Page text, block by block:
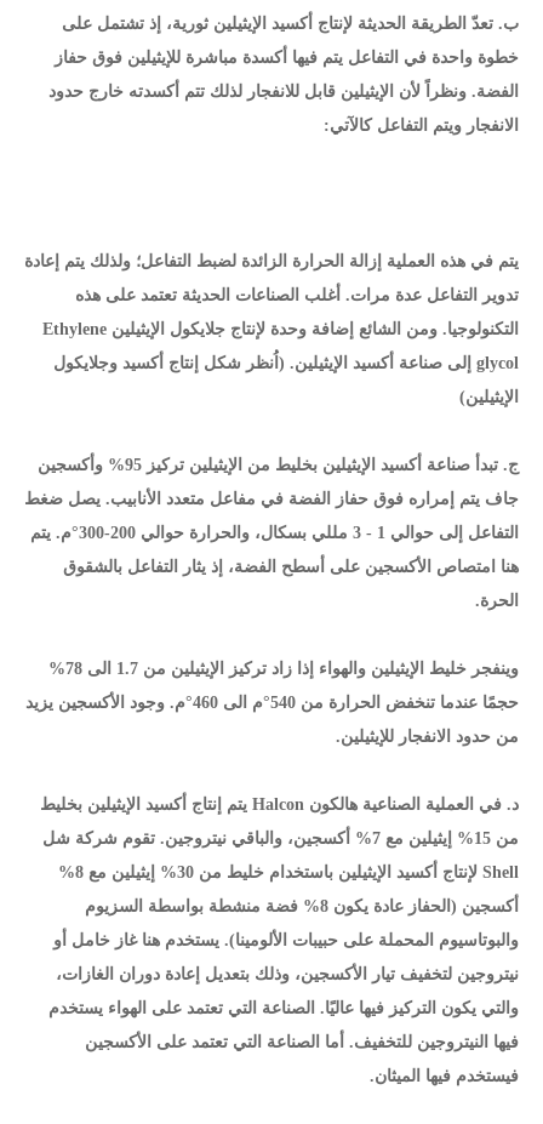
ب. تعدّ الطريقة الحديثة لإنتاج أكسيد الإيثيلين ثورية، إذ تشتمل على
خطوة واحدة في التفاعل يتم فيها أكسدة مباشرة للإيثيلين فوق حفاز
الفضة. ونظراً لأن الإيثيلين قابل للانفجار لذلك تتم أكسدته خارج حدود
الانفجار ويتم التفاعل كالآتي:
يتم في هذه العملية إزالة الحرارة الزائدة لضبط التفاعل؛ ولذلك يتم إعادة
تدوير التفاعل عدة مرات. أغلب الصناعات الحديثة تعتمد على هذه
التكنولوجيا. ومن الشائع إضافة وحدة لإنتاج جلايكول الإيثيلين Ethylene
glycol إلى صناعة أكسيد الإيثيلين. (اُنظر شكل إنتاج أكسيد وجلايكول
الإيثيلين)
ج. تبدأ صناعة أكسيد الإيثيلين بخليط من الإيثيلين تركيز 95% وأكسجين
جاف يتم إمراره فوق حفاز الفضة في مفاعل متعدد الأنابيب. يصل ضغط
التفاعل إلى حوالي 1 - 3 مللي بسكال، والحرارة حوالي 200-300°م. يتم
هنا امتصاص الأكسجين على أسطح الفضة، إذ يثار التفاعل بالشقوق
الحرة.
وينفجر خليط الإيثيلين والهواء إذا زاد تركيز الإيثيلين من 1.7 الى 78%
حجمًا عندما تنخفض الحرارة من 540°م الى 460°م. وجود الأكسجين يزيد
من حدود الانفجار للإيثيلين.
د. في العملية الصناعية هالكون Halcon يتم إنتاج أكسيد الإيثيلين بخليط
من 15% إيثيلين مع 7% أكسجين، والباقي نيتروجين. تقوم شركة شل
Shell لإنتاج أكسيد الإيثيلين باستخدام خليط من 30% إيثيلين مع 8%
أكسجين (الحفاز عادة يكون 8% فضة منشطة بواسطة السزيوم
والبوتاسيوم المحملة على حبيبات الألومينا). يستخدم هنا غاز خامل أو
نيتروجين لتخفيف تيار الأكسجين، وذلك بتعديل إعادة دوران الغازات،
والتي يكون التركيز فيها عاليًا. الصناعة التي تعتمد على الهواء يستخدم
فيها النيتروجين للتخفيف. أما الصناعة التي تعتمد على الأكسجين
فيستخدم فيها الميثان.